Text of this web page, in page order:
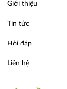
Giới thiệu
Tin tức
Hỏi đáp
Liên hệ